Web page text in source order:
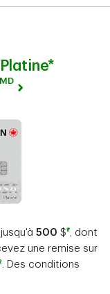
MD
500 $#, dont
une remise sur
. Des conditions